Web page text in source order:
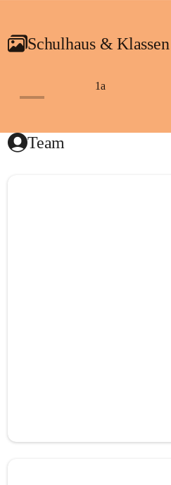
Schulhaus & Klassen
1a
Team